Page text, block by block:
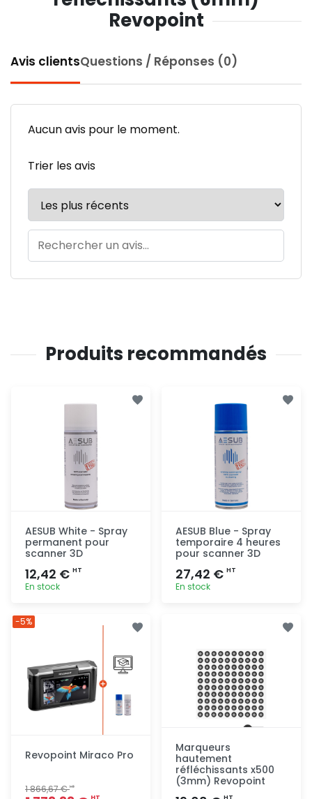
Revopoint
Avis clientsQuestions / Réponses (0)
Aucun avis pour le moment.
Trier les avis
Produits recommandés
AESUB White - Spray
permanent pour
scanner 3D
12,42 € HT
En stock
AESUB Blue - Spray
temporaire 4 heures
pour scanner 3D
27,42 € HT
En stock
Revopoint Miraco Pro
1 866,67 €HT
HT
-5%
Marqueurs
hautement
réfléchissants x500
(3mm) Revopoint
HT